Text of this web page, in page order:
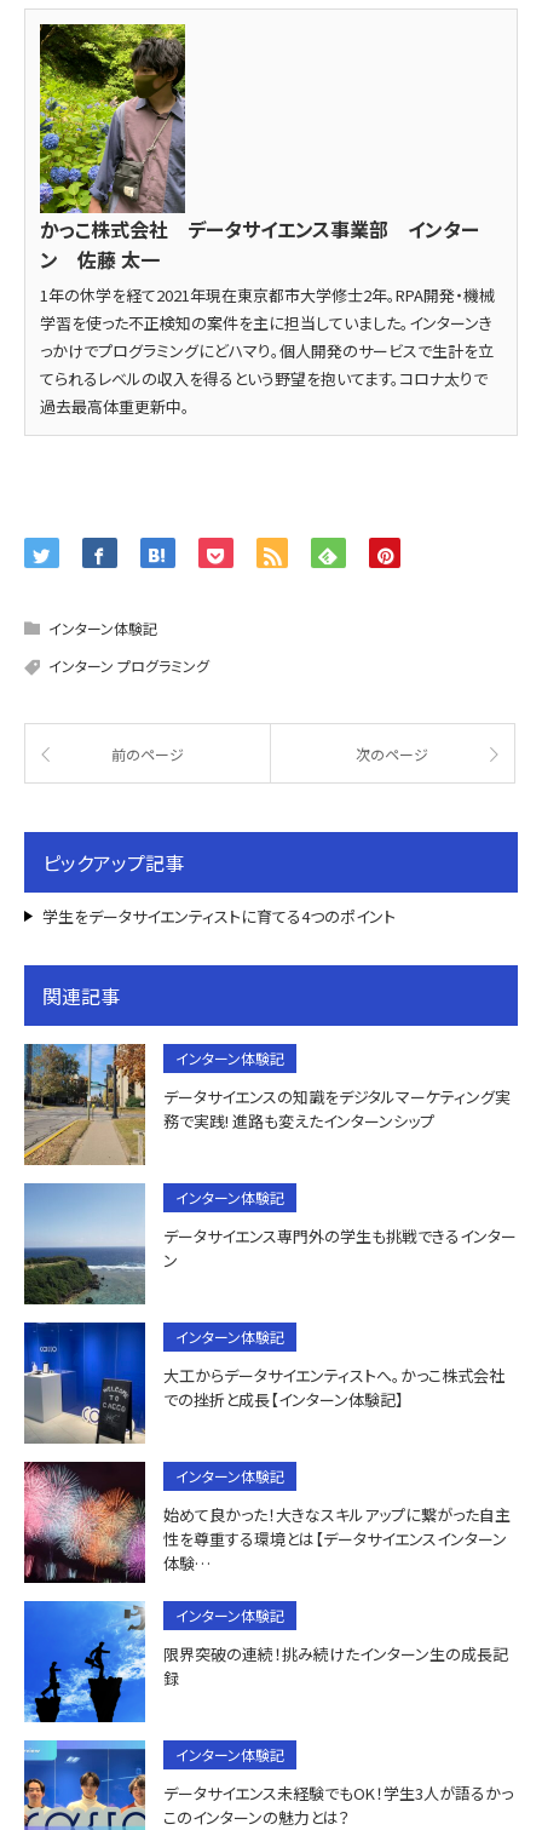
かっこ株式会社 データサイエンス事業部 インター
ン 佐藤 太一
1年の休学を経て2021年現在東京都市大学修士2年。RPA開発・機械
学習を使った不正検知の案件を主に担当していました。インターンき
っかけでプログラミングにどハマり。個人開発のサービスで生計を立
てられるレベルの収入を得るという野望を抱いてます。コロナ太りで
過去最高体重更新中。
インターン体験記
インターン プログラミング
前のページ 次のページ
ピックアップ記事
学生をデータサイエンティストに育てる4つのポイント
関連記事
インターン体験記
データサイエンスの知識をデジタルマーケティング実
務で実践! 進路も変えたインターンシップ
インターン体験記
データサイエンス専門外の学生も挑戦できるインター
ン
インターン体験記
大工からデータサイエンティストへ。かっこ株式会社
での挫折と成長【インターン体験記】
インターン体験記
始めて良かった！大きなスキルアップに繋がった自主
性を尊重する環境とは【データサイエンスインターン
体験…
インターン体験記
限界突破の連続！挑み続けたインターン生の成長記
録
インターン体験記
データサイエンス未経験でもOK！学生3人が語るかっ
このインターンの魅力とは？